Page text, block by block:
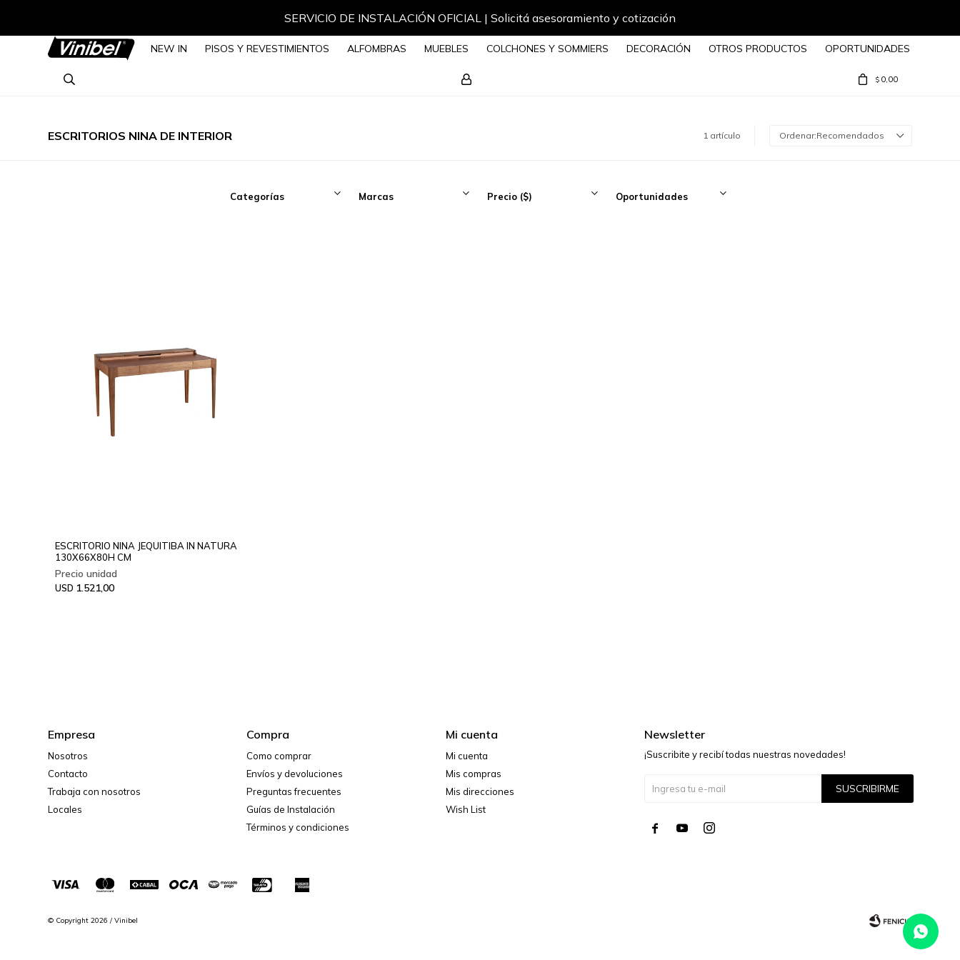
SERVICIO DE INSTALACIÓN OFICIAL | Solicitá asesoramiento y cotización
NEW IN PISOS Y REVESTIMIENTOS ALFOMBRAS MUEBLES COLCHONES Y SOMMIERS DECORACIÓN OTROS PRODUCTOS OPORTUNIDADES
$ 0,00
ESCRITORIOS NINA DE INTERIOR 1 artículo Recomendados
ESCRITORIO NINA JEQUITIBA IN NATURA
130X66X80H CM
USD 1.521,00
Categorías Marcas Precio ($) Oportunidades
Empresa
Nosotros
Contacto
Trabaja con nosotros
Locales
Compra
Como comprar
Envíos y devoluciones
Preguntas frecuentes
Guías de Instalación
Términos y condiciones
Mi cuenta
Mi cuenta
Mis compras
Mis direcciones
Wish List
Newsletter
¡Suscribite y recibí todas nuestras novedades!
SUSCRIBIRME
  
© Copyright 2026 / Vinibel